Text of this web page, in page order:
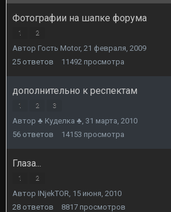
Фотографии на шапке форума
1 2
Автор Гость Motor, 21 февраля, 2009
25 ответов 11492 просмотра
дополнительно к респектам
1 2 3
Автор ♣ Куделка ♣, 31 марта, 2010
56 ответов 14153 просмотра
Глаза...
1 2
Автор INjekTOR, 15 июня, 2010
28 ответов 8817 просмотров